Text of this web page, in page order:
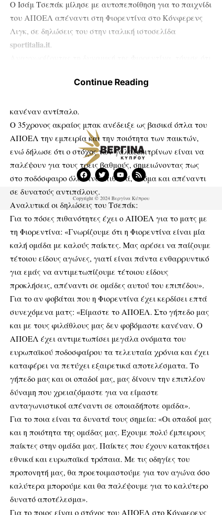
Ο Ισάμ Τσεπάκ μίλησε με αυτοπεποίθηση για το παιχνίδι
του ΑΠΟΕΛ απέναντι στη Φιορεντίνα στο Κόνφερενς
Λιγκ, σε δηλώσεις του στην ιταλική ιστοσελίδα
sportitalia.it.
για την ομάδα του, ενώ ξεκαθάρισε ότι στο γήπεδο της
κανέναν αντίπαλο.
Ο 35χρονος ακραίος μπακ ανέδειξε ως βασικά όπλα του
ΑΠΟΕΛ την εμπειρία και την ποιότητα των παικτών,
ενώ δήλωσε ότι ο στόχος των γαλαζοκιτρίνων είναι να
παλέψουν για τους τρεις βαθμούς, σημειώνοντας πως
στο ποδόσφαιρο όλα είναι πιθανά, ακόμα και απέναντι
σε δυνατούς αντιπάλους.
Αναλυτικά οι δηλώσεις του Τσεπάκ:
Για το πόσες πιθανότητες έχει ο ΑΠΟΕΛ για το ματς με
τη Φιορεντίνα: «Γνωρίζουμε ότι η Φιορεντίνα είναι μία
καλή ομάδα με καλούς παίκτες. Μας αρέσει να παίζουμε
τέτοιου είδους αγώνες, γιατί είναι πάντα ενθαρρυντικό
για εμάς να αντιμετωπίζουμε τέτοιου είδους
προκλήσεις, απέναντι σε ομάδες αυτού του επιπέδου».
Για το αν φοβάται που η Φιορεντίνα έχει κερδίσει επτά
συνεχόμενα ματς: «Είμαστε το ΑΠΟΕΛ. Στο γήπεδο μας
και με τους φιλάθλους μας δεν φοβόμαστε κανέναν. Ο
ΑΠΟΕΛ έχει αντιμετωπίσει μεγάλα ονόματα του
ευρωπαϊκού ποδοσφαίρου τα τελευταία χρόνια και έχει
καταφέρει να πετύχει εξαιρετικά αποτελέσματα. Το
γήπεδο μας και οι οπαδοί μας, μας δίνουν την επιπλέον
δύναμη που χρειαζόμαστε για να είμαστε
ανταγωνιστικοί απέναντι σε οποιαδήποτε ομάδα».
Για το ποια είναι τα δυνατά τους σημεία: «Οι οπαδοί μας
και η ποιότητα της ομάδας μας. Έχουμε πολύ έμπειρους
παίκτες στην ομάδα μας. Παίκτες που έχουν κατακτήσει
εθνικά και ευρωπαϊκά τρόπαια. Με τις οδηγίες του
προπονητή μας, θα προετοιμαστούμε για τον αγώνα όσο
καλύτερα μπορούμε και θα παλέψουμε για το καλύτερο
δυνατό αποτέλεσμα».
Για το ποιος είναι ο στόχος του ΑΠΟΕΛ στο Κόνφερενς
Continue Reading
Copyright © 2024 Βεργίνα Κύπρου